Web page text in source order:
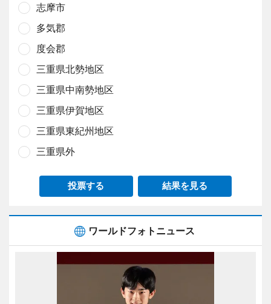
志摩市
多気郡
度会郡
三重県北勢地区
三重県中南勢地区
三重県伊賀地区
三重県東紀州地区
三重県外
投票する 結果を見る
ワールドフォトニュース